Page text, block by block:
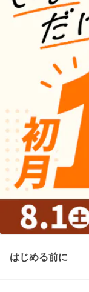
はじめる前に